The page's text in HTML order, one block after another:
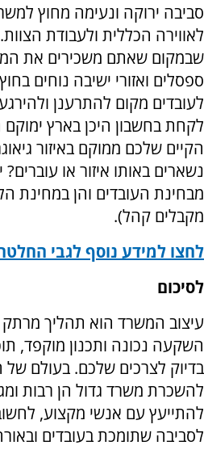
סביבה ירוקה ונעימה מחוץ
לאווירה הכללית ולעבודת
שבמקום שאתם משכירים את
ספסלים ואזורי ישיבה נוחים
לעובדים מקום להתרענן
לקחת בחשבון היכן בארץ
הקיים שלכם ממוקם באיזור
נשארים באותו איזור או
מבחינת העובדים והן במחינת
מקבלים קהל).
לחצו למידע נוסף לגבי
לסיכום
עיצוב המשרד הוא תהליך
השקעה נכונה ותכנון מוקפד,
בדיוק לצרכים שלכם. בעולם של
להשכרת משרד גדול הן רבות
להתייעץ עם אנשי מקצוע,
לסביבה שתומכת בעובדים